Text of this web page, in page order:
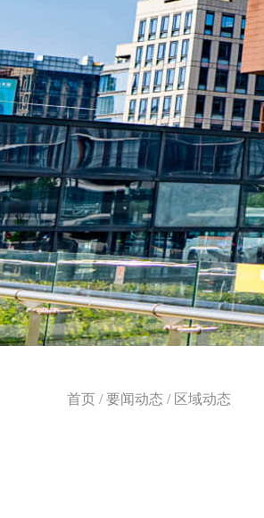
首页 /要闻动态 / 区域动态